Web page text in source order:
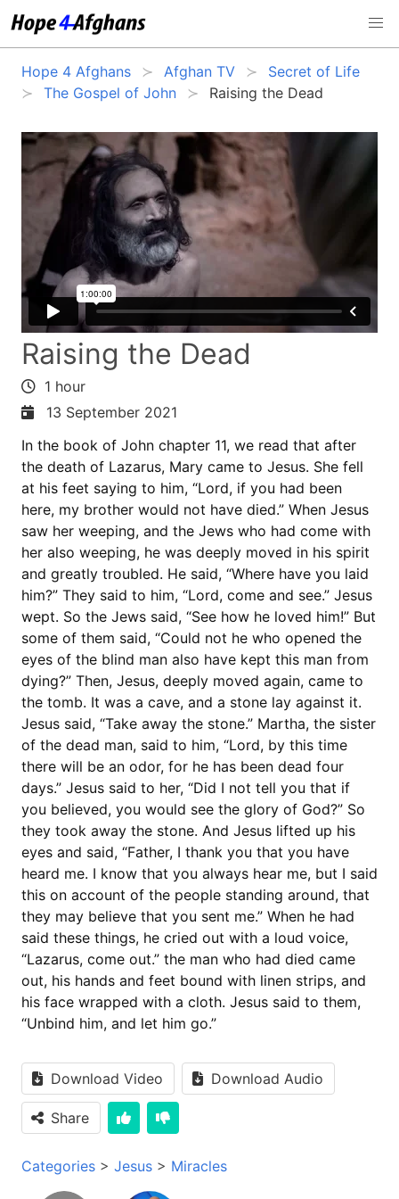
Hope 4 Afghans Afghan TV
Secret of Life
The Gospel of John
Raising the Dead
Raising the Dead
1 hour
13 September 2021
In the book of John chapter 11, we read that after
the death of Lazarus, Mary came to Jesus. She fell
at his feet saying to him, “Lord, if you had been
here, my brother would not have died.” When Jesus
saw her weeping, and the Jews who had come with
her also weeping, he was deeply moved in his spirit
and greatly troubled. He said, “Where have you laid
him?” They said to him, “Lord, come and see.” Jesus
wept. So the Jews said, “See how he loved him!” But
some of them said, “Could not he who opened the
eyes of the blind man also have kept this man from
dying?” Then, Jesus, deeply moved again, came to
the tomb. It was a cave, and a stone lay against it.
Jesus said, “Take away the stone.” Martha, the sister
of the dead man, said to him, “Lord, by this time
there will be an odor, for he has been dead four
days.” Jesus said to her, “Did I not tell you that if
you believed, you would see the glory of God?” So
they took away the stone. And Jesus lifted up his
eyes and said, “Father, I thank you that you have
heard me. I know that you always hear me, but I said
this on account of the people standing around, that
they may believe that you sent me.” When he had
said these things, he cried out with a loud voice,
“Lazarus, come out.” the man who had died came
out, his hands and feet bound with linen strips, and
his face wrapped with a cloth. Jesus said to them,
“Unbind him, and let him go.”
Download Video Download Audio
Share
Categories > Jesus > Miracles